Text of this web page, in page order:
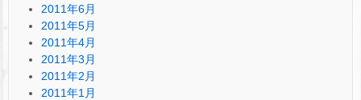
2011年6月
2011年5月
2011年4月
2011年3月
2011年2月
2011年1月